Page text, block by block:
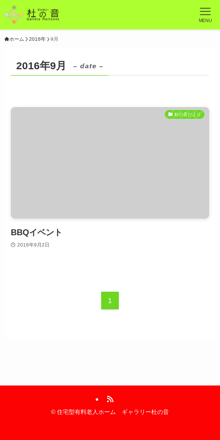
MENU
ホーム 2016年 9月
2016年9月 – date –
杜の音だより
BBQイベント
2016年9月2日
1
© 住宅型有料老人ホーム ギャラリー杜の音